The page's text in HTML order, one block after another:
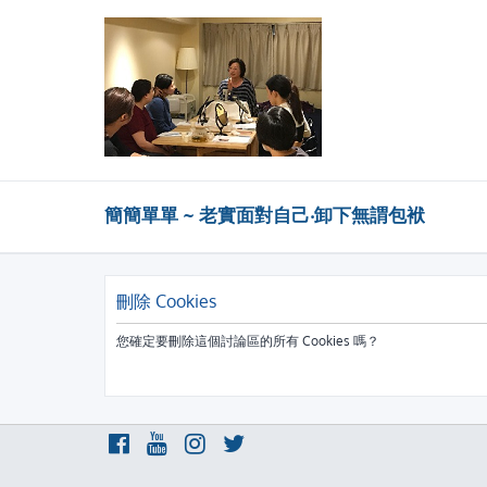
簡簡單單 ~ 老實面對自己‧卸下無謂包袱
刪除 Cookies
您確定要刪除這個討論區的所有 Cookies 嗎？